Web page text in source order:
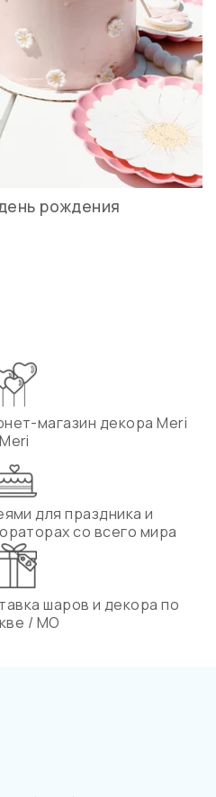
рождения
магазин декора Meri
Meri
для праздника и
со всего мира
шаров и декора по
/ МО